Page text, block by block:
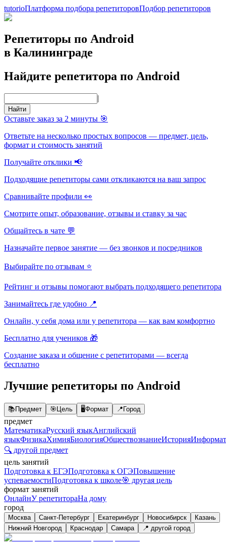
tutorioПлатформа подбора репетиторовПодбор репетиторов
Репетиторы по Android
в Калининграде
Найдите репетитора по Android
|
Найти
Оставьте заказ за 2 минуты 🎯
Ответьте на несколько простых вопросов — предмет, цель,
формат и стоимость занятий
Получайте отклики 📢
Подходящие репетиторы сами откликаются на ваш запрос
Сравнивайте профили 👀
Смотрите опыт, образование, отзывы и ставку за час
Общайтесь в чате 💬
Назначайте первое занятие — без звонков и посредников
Выбирайте по отзывам ⭐
Рейтинг и отзывы помогают выбрать подходящего репетитора
Занимайтесь где удобно 📍
Онлайн, у себя дома или у репетитора — как вам комфортно
Бесплатно для учеников 🎁
Создание заказа и общение с репетиторами — всегда
бесплатно
Лучшие репетиторы по Android
📚Предмет 🎯Цель 🖥️Формат 📍Город
предмет
МатематикаРусский языкАнглийский
языкФизикаХимияБиологияОбществознаниеИстория
🔍 другой предмет
цель занятий
Подготовка к ЕГЭПодготовка к ОГЭПовышение
успеваемостиПодготовка к школе🎯 другая цель
формат занятий
ОнлайнУ репетитораНа дому
город
Москва Санкт-Петербург Екатеринбург Новосибирск
Казань
Нижний Новгород
Краснодар Самара 📍 другой город